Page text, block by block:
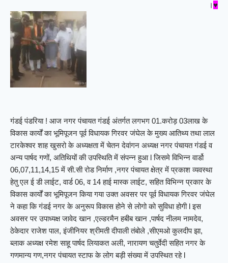
।♥
गंडई पंडरिया ! आज नगर पंचायत गंडई अंतर्गत लगभग 01.करोड़ 03लाख के
विकास कार्यों का भूमिपूजन पूर्व विधायक गिरवर जंघेल के मुख्य आतिथ्य तथा लाल
टारकेश्वर शाह खुसरो के अध्यक्षता में चेतन देवांगन अध्यक्ष नगर पंचायत गंडई व
अन्य पार्षद गणों, अतिथियों की उपस्थिति में संपन्न हुआ l जिसमे विभिन्न वार्डो
06,07,11,14,15 में सी.सी रोड निर्माण ,नगर पंचायत क्षेत्र में प्रकाश व्यवस्था
हेतु एल ई डी लाईट, वार्ड 06, व 14 हाई मास्क लाईट, सहित विभिन्न प्रकार के
विकास कार्यों का भूमिपूजन किया गया उक्त अवसर पर पूर्व विधायक गिरवर जंघेल
ने कहा कि गंडई नगर के अनुरूप विकास होने से लोगो को सुविधा होगी l इस
अवसर पर उपाध्यक्ष जावेद खान ,एल्डरमैन हबीब खान ,पार्षद नीलम नामदेव,
ठेकेदार राजेश पाल, इंजीनियर श्रीमती दीपाली तंबोले ,सीएमओ कुलदीप झा,
ब्लाक अध्यक्ष रमेश साहू पार्षद लियाकत अली, नारायण चतुर्वेदी सहित नगर के
गणमान्य गण,नगर पंचायत स्टाफ के लोग बड़ी संख्या में उपस्थित रहे l